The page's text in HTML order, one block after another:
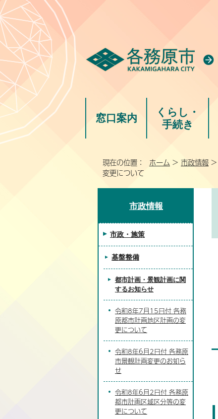
窓口案内
くらし・
手続き
現在の位置： ホーム > 市政情報 >
変更について
市政情報
市政・施策
基盤整備
都市計画・景観計画に関
するお知らせ
令和8年7月15日付 各務
原都市計画地区計画の変
更について
令和8年6月2日付 各務原
市景観計画変更のお知ら
せ
令和8年6月2日付 各務原
都市計画区域区分等の変
更について